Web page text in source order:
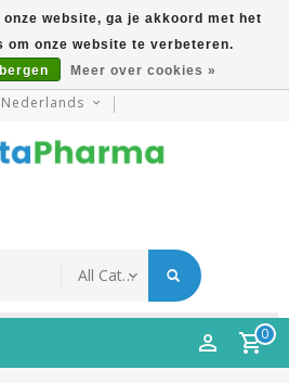
Op Nieuwsbrief | Gratis
€49 | Online Sinds 2007
Nederlands
0
website, ga je akkoord met het
om onze website te verbeteren.
Meer over cookies »